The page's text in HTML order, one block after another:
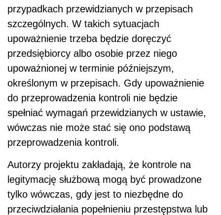
przypadkach przewidzianych w przepisach
szczególnych. W takich sytuacjach
upoważnienie trzeba będzie doręczyć
przedsiębiorcy albo osobie przez niego
upoważnionej w terminie późniejszym,
określonym w przepisach. Gdy upoważnienie
do przeprowadzenia kontroli nie będzie
spełniać wymagań przewidzianych w ustawie,
wówczas nie może stać się ono podstawą
przeprowadzenia kontroli.
Autorzy projektu zakładają, że kontrole na
legitymację służbową mogą być prowadzone
tylko wówczas, gdy jest to niezbędne do
przeciwdziałania popełnieniu przestępstwa lub